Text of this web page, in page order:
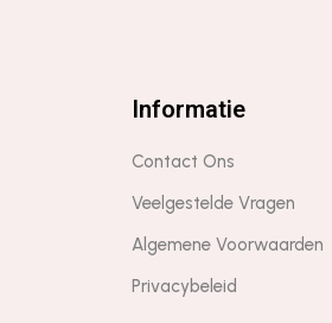
Informatie
Contact Ons
Veelgestelde Vragen
Algemene Voorwaarden
Privacybeleid